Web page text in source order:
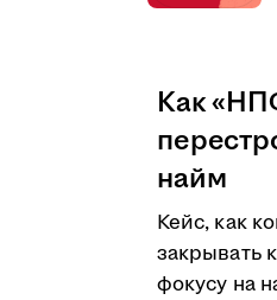
Как
найм
Кейс, как
закрывать
фокусу на